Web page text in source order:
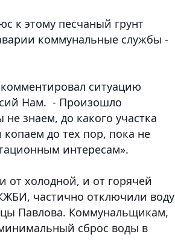
к этому песчаный грунт
коммунальные службы -
ситуацию
Нам. - Произошло
знаем, до какого участка
до тех пор, пока не
интересам».
от холодной, и от горячей
частично отключили воду
Павлова. Коммунальщикам,
сброс воды в